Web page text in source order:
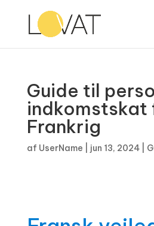
Guide til
indkomstskat
Frankrig
af UserName jun 13, 2024|